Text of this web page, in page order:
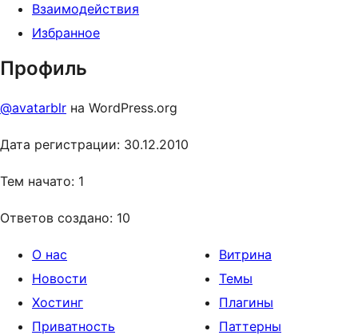
Взаимодействия
Избранное
Профиль
@avatarblr на WordPress.org
Дата регистрации: 30.12.2010
Тем начато: 1
Ответов создано: 10
О нас
Новости
Хостинг
Приватность
Витрина
Темы
Плагины
Паттерны